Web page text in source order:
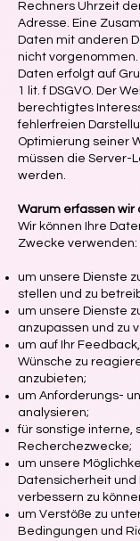
Rechners Uhrzeit
Adresse. Eine
Daten mit anderen
nicht
Daten erfolgt auf
1 lit. f DSGVO. Der
berechtigtes
fehlerfreien
Optimierung seiner
müssen die Server-
werden.
Warum erfassen wir
Wir können Ihre
Zwecke verwenden:
um unsere Dienste
stellen und zu
um unsere Dienste
anzupassen und zu
um auf Ihr
Wünsche zu
anzubieten;
um Anforderungs-
analysieren;
für sonstige interne,
Recherchezwecke;
um unsere
Datensicherheit
verbessern zu
um Verstöße zu
Bedingungen und